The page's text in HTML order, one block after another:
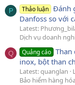
P Thảo luận Đánh
Danfoss so với
Latest:
Dịch vụ doanh
Q Quảng cáo Than
inox, bột than
Latest: quanglan
Bảo hiểm hàng